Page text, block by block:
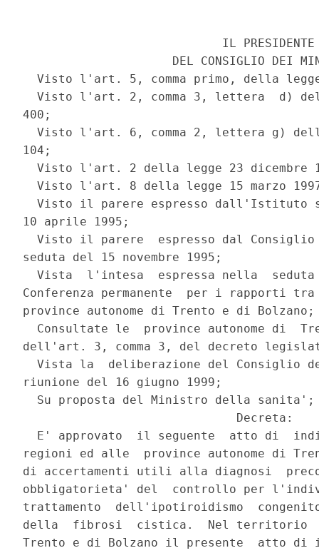
                            IL PRESIDENTE
DEL CONSIGLIO DEI
Visto l'art. 5, comma primo, della
Visto l'art. 2, comma 3, lettera  d)
400;
Visto l'art. 6, comma 2, lettera g)
104;
Visto l'art. 2 della legge 23 dicembre
Visto l'art. 8 della legge 15 marzo
Visto il parere espresso dall'Istituto
10 aprile 1995;
Visto il parere  espresso dal
seduta del 15 novembre 1995;
Vista  l'intesa  espressa nella
Conferenza permanente  per i rapporti
province autonome di Trento e di Bolzano;
Consultate le  province autonome di
dell'art. 3, comma 3, del decreto
Vista la  deliberazione del Consiglio
riunione del 16 giugno 1999;
  Su proposta del Ministro della sanita';
                              Decreta:
E' approvato  il seguente  atto di
regioni ed alle  province autonome di
di accertamenti utili alla diagnosi
obbligatorieta' del  controllo per
trattamento  dell'ipotiroidismo
della  fibrosi  cistica.  Nel territorio
Trento e di Bolzano il presente  atto di